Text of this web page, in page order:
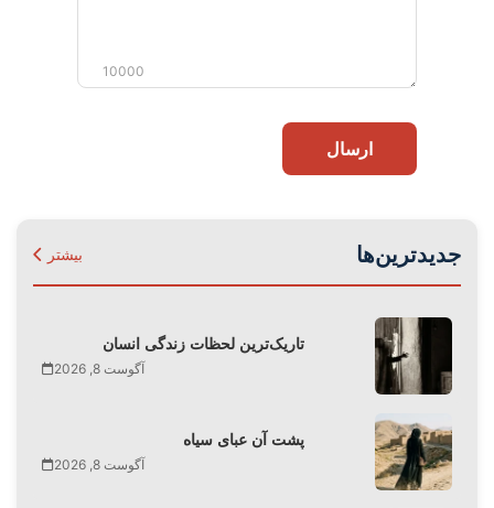
10000
ارسال
جدیدترین‌ها بیشتر
تاریک‌ترین لحظات زندگی انسان
آگوست 8, 2026
پشت آن عبای سیاه
آگوست 8, 2026